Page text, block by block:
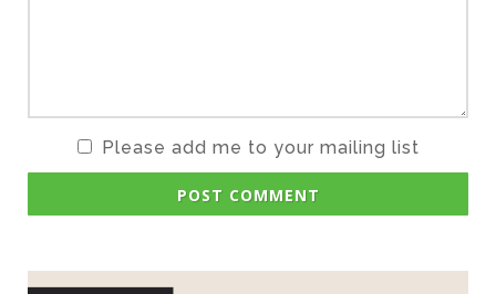
Please add me to your mailing list
POST COMMENT